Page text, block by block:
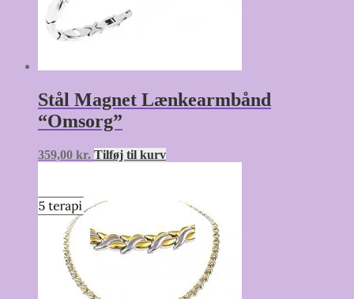
Stål Magnet Lænkearmbånd
“Omsorg”
359,00 kr. Tilføj til kurv